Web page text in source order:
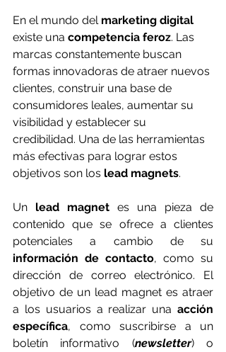
En el mundo del marketing digital
existe una competencia feroz. Las
marcas constantemente buscan
formas innovadoras de atraer nuevos
clientes, construir una base de
consumidores leales, aumentar su
visibilidad y establecer su
credibilidad. Una de las herramientas
más efectivas para lograr estos
objetivos son los lead magnets.
Un lead magnet es una pieza de
contenido que se ofrece a clientes
información de contacto, como su
dirección de correo electrónico. El
objetivo de un lead magnet es atraer
a los usuarios a realizar una acción
específica, como suscribirse a un
boletín informativo (newsletter) o